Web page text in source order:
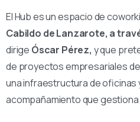
El Hub es un espacio de
Cabildo de Lanzarote, a
dirige Óscar Pérez, y que
de proyectos empresariales
una infraestructura de oficinas
acompañamiento que